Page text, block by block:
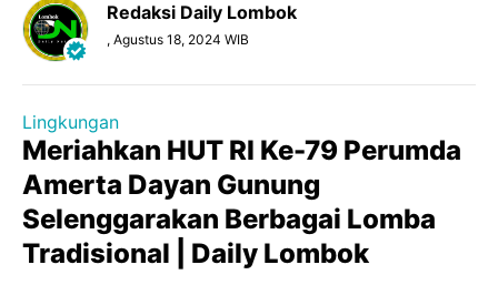
Redaksi Daily Lombok
, Agustus 18, 2024 WIB
Lingkungan
Meriahkan HUT RI Ke-79 Perumda
Amerta Dayan Gunung
Selenggarakan Berbagai Lomba
Tradisional | Daily Lombok